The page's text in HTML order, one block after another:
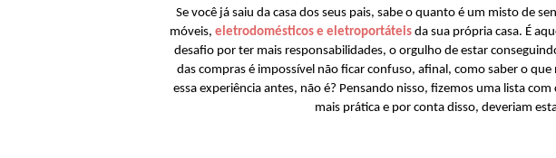
Se você já saiu da casa dos seus pais, sabe o quanto é um misto de
móveis, eletrodomésticos e eletroportáteis da sua própria casa. É
desafio por ter mais responsabilidades, o orgulho de estar
das compras é impossível não ficar confuso, afinal, como saber o
essa experiência antes, não é? Pensando nisso, fizemos uma lista
mais prática e por conta disso, deveriam